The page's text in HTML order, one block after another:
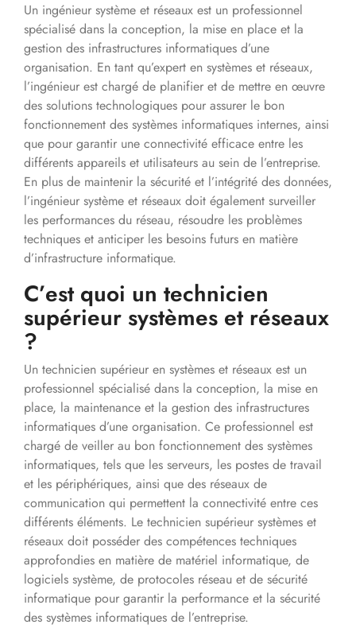
Un ingénieur système et réseaux est un professionnel
spécialisé dans la conception, la mise en place et la
gestion des infrastructures informatiques d’une
organisation. En tant qu’expert en systèmes et réseaux,
l’ingénieur est chargé de planifier et de mettre en œuvre
des solutions technologiques pour assurer le bon
fonctionnement des systèmes informatiques internes, ainsi
que pour garantir une connectivité efficace entre les
différents appareils et utilisateurs au sein de l’entreprise.
En plus de maintenir la sécurité et l’intégrité des données,
l’ingénieur système et réseaux doit également surveiller
les performances du réseau, résoudre les problèmes
techniques et anticiper les besoins futurs en matière
d’infrastructure informatique.
C’est quoi un technicien
supérieur systèmes et réseaux
?
Un technicien supérieur en systèmes et réseaux est un
professionnel spécialisé dans la conception, la mise en
place, la maintenance et la gestion des infrastructures
informatiques d’une organisation. Ce professionnel est
chargé de veiller au bon fonctionnement des systèmes
informatiques, tels que les serveurs, les postes de travail
et les périphériques, ainsi que des réseaux de
communication qui permettent la connectivité entre ces
différents éléments. Le technicien supérieur systèmes et
réseaux doit posséder des compétences techniques
approfondies en matière de matériel informatique, de
logiciels système, de protocoles réseau et de sécurité
informatique pour garantir la performance et la sécurité
des systèmes informatiques de l’entreprise.